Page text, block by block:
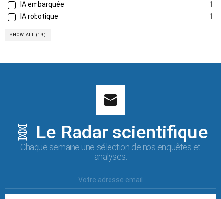
IA embarquée
1
IA robotique
1
SHOW ALL (19)
🧬 Le Radar scientifique
Chaque semaine une sélection de nos enquêtes et
analyses.
: